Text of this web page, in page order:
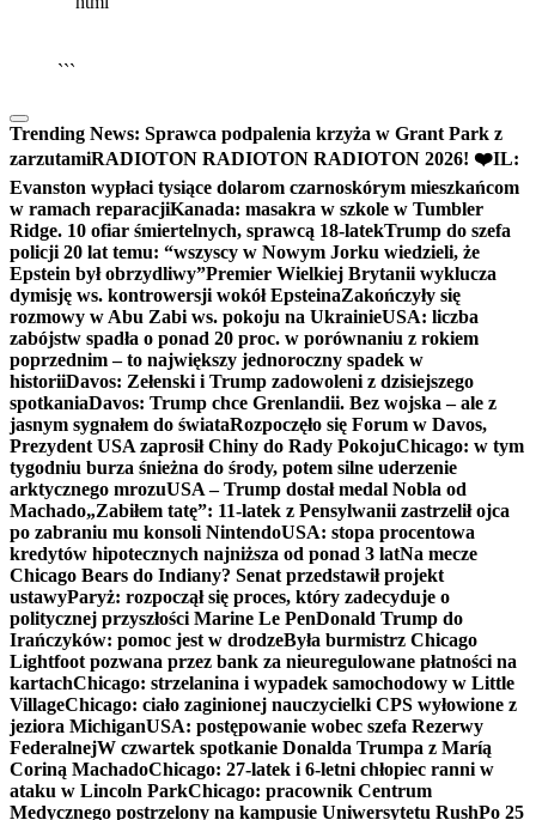
```
Trending News: Sprawca podpalenia krzyża w Grant Park z
zarzutamiRADIOTON RADIOTON RADIOTON 2026! ❤️IL:
Evanston wypłaci tysiące dolarom czarnoskórym mieszkańcom
w ramach reparacjiKanada: masakra w szkole w Tumbler
Ridge. 10 ofiar śmiertelnych, sprawcą 18-latekTrump do szefa
policji 20 lat temu: “wszyscy w Nowym Jorku wiedzieli, że
Epstein był obrzydliwy”Premier Wielkiej Brytanii wyklucza
dymisję ws. kontrowersji wokół EpsteinaZakończyły się
rozmowy w Abu Zabi ws. pokoju na UkrainieUSA: liczba
zabójstw spadła o ponad 20 proc. w porównaniu z rokiem
poprzednim – to największy jednoroczny spadek w
historiiDavos: Zełenski i Trump zadowoleni z dzisiejszego
spotkaniaDavos: Trump chce Grenlandii. Bez wojska – ale z
jasnym sygnałem do świataRozpoczęło się Forum w Davos,
Prezydent USA zaprosił Chiny do Rady PokojuChicago: w tym
tygodniu burza śnieżna do środy, potem silne uderzenie
arktycznego mrozuUSA – Trump dostał medal Nobla od
Machado„Zabiłem tatę”: 11-latek z Pensylwanii zastrzelił ojca
po zabraniu mu konsoli NintendoUSA: stopa procentowa
kredytów hipotecznych najniższa od ponad 3 latNa mecze
Chicago Bears do Indiany? Senat przedstawił projekt
ustawyParyż: rozpoczął się proces, który zadecyduje o
politycznej przyszłości Marine Le PenDonald Trump do
Irańczyków: pomoc jest w drodzeByła burmistrz Chicago
Lightfoot pozwana przez bank za nieuregulowane płatności na
kartachChicago: strzelanina i wypadek samochodowy w Little
VillageChicago: ciało zaginionej nauczycielki CPS wyłowione z
jeziora MichiganUSA: postępowanie wobec szefa Rezerwy
FederalnejW czwartek spotkanie Donalda Trumpa z Maríą
Coriną MachadoChicago: 27-latek i 6-letni chłopiec ranni w
ataku w Lincoln ParkChicago: pracownik Centrum
Medycznego postrzelony na kampusie Uniwersytetu RushPo 25